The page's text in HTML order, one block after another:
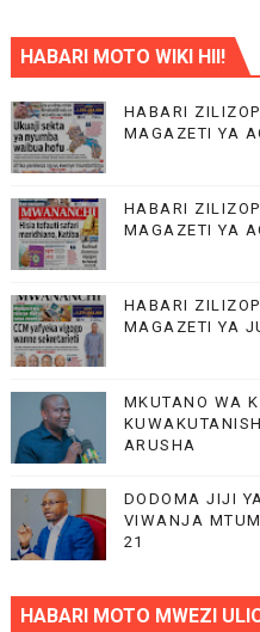
HABARI MOTO WIKI HII!
HABARI
MAGAZETI YA
HABARI
MAGAZETI YA
HABARI
MAGAZETI YA
MKUTANO WA
ARUSHA
DODOMA JIJI
VIWANJA
21
HABARI MOTO MWEZI